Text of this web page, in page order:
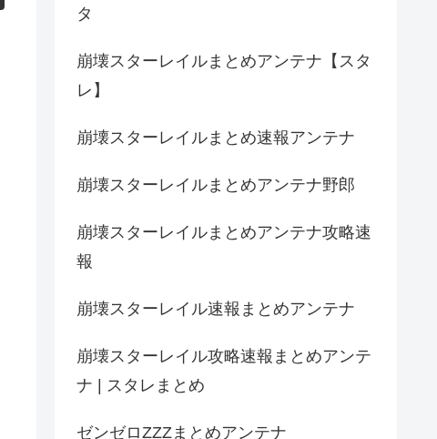
タ
崩壊スターレイルまとめアンテナ【スタ
レ】
崩壊スターレイルまとめ速報アンテナ
崩壊スターレイルまとめアンテナ野郎
崩壊スターレイルまとめアンテナ攻略速
報
崩壊スターレイル速報まとめアンテナ
崩壊スターレイル攻略速報まとめアンテ
ナ | スタレまとめ
ゼンゼロZZZまとめアンテナ